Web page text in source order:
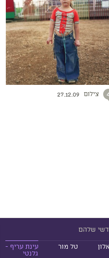
צילום 27.12.09
שלהם
טל מור
עינת עריף -
גלנטי